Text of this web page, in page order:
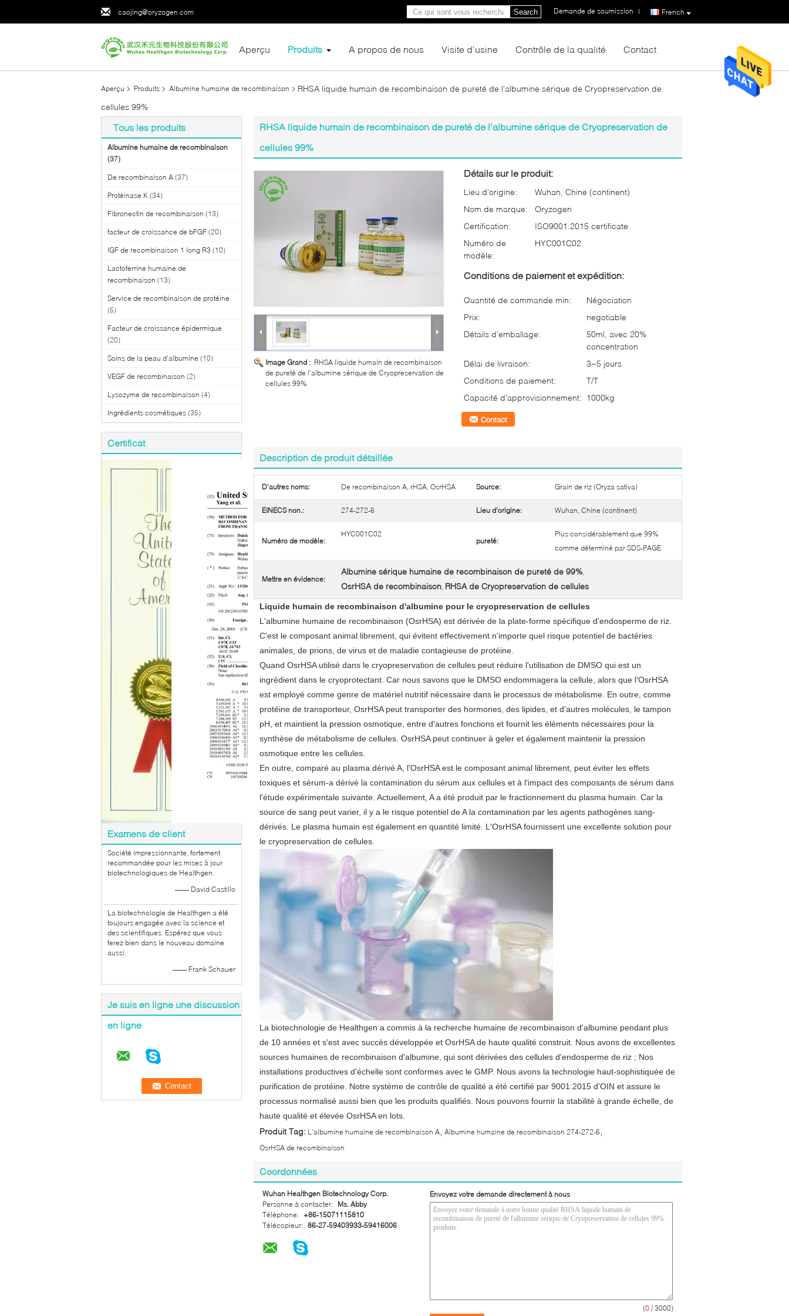
caojing@oryzogen.com French
Demande de soumission |
Search
Aperçu Produits A propos de nous Visite d'usine Contrôle de la qualité Contact
Aperçu Produits Albumine humaine de recombinaison
RHSA liquide humain de recombinaison de pureté de l'albumine sérique de Cryopreservation de
cellules 99%
Tous les produits
Albumine humaine de recombinaison
(37)
De recombinaison A (37)
Protéinase K (34)
Fibronectin de recombinaison (13)
facteur de croissance de bFGF (20)
IGF de recombinaison 1 long R3 (10)
Lactoferrine humaine de
recombinaison (13)
Service de recombinaison de protéine
(5)
Facteur de croissance épidermique
(20)
Soins de la peau d'albumine (10)
VEGF de recombinaison (2)
Lysozyme de recombinaison (4)
Ingrédients cosmétiques (35)
Certificat
Examens de client
Société impressionnante, fortement
recommandée pour les mises à jour
biotechnologiques de Healthgen.
—— David Castillo
La biotechnologie de Healthgen a été
toujours engagée avec la science et
des scientifiques. Espérez que vous
ferez bien dans le nouveau domaine
aussi.
—— Frank Schauer
Je suis en ligne une discussion
en ligne
RHSA liquide humain de recombinaison de pureté de l'albumine sérique de Cryopreservation de
cellules 99%
Image Grand : RHSA liquide humain de recombinaison
de pureté de l'albumine sérique de Cryopreservation de
cellules 99%
Détails sur le produit:
Lieu d'origine:
Wuhan, Chine (continent)
Nom de marque:
Oryzogen
Certification:
ISO9001:2015 certificate
Numéro de
modèle:
HYC001C02
Conditions de paiement et expédition:
Quantité de commande min:
Négociation
Prix:
negotiable
Détails d'emballage:
50ml, avec 20%
concentration
Délai de livraison:
3~5 jours
Conditions de paiement:
T/T
Capacité d'approvisionnement: 1000kg
Contact
Description de produit détaillée
D'autres noms: De recombinaison A, rHSA, OsrHSA Source: Grain de riz (Oryza sativa)
EINECS non.: 274-272-6 Lieu d'origine: Wuhan, Chine (continent)
Numéro de modèle:
HYC001C02
pureté:
Plus considérablement que 99%
comme déterminé par SDS-PAGE
Mettre en évidence:
Albumine sérique humaine de recombinaison de pureté de 99%,
OsrHSA de recombinaison, RHSA de Cryopreservation de cellules
Liquide humain de recombinaison d'albumine pour le cryopreservation de cellules
L'albumine humaine de recombinaison (OsrHSA) est dérivée de la plate-forme spécifique d'endosperme de riz.
C'est le composant animal librement, qui évitent effectivement n'importe quel risque potentiel de bactéries
animales, de prions, de virus et de maladie contagieuse de protéine.
Quand OsrHSA utilisé dans le cryopreservation de cellules peut réduire l'utilisation de DMSO qui est un
ingrédient dans le cryoprotectant. Car nous savons que le DMSO endommagera la cellule, alors que l'OsrHSA
est employé comme genre de matériel nutritif nécessaire dans le processus de métabolisme. En outre, comme
protéine de transporteur, OsrHSA peut transporter des hormones, des lipides, et d'autres molécules, le tampon
pH, et maintient la pression osmotique, entre d'autres fonctions et fournit les éléments nécessaires pour la
synthèse de métabolisme de cellules. OsrHSA peut continuer à geler et également maintenir la pression
osmotique entre les cellules.
En outre, comparé au plasma dérivé A, l'OsrHSA est le composant animal librement, peut éviter les effets
toxiques et sérum-a dérivé la contamination du sérum aux cellules et à l'impact des composants de sérum dans
l'étude expérimentale suivante. Actuellement, A a été produit par le fractionnement du plasma humain. Car la
source de sang peut varier, il y a le risque potentiel de A la contamination par les agents pathogènes sang-
dérivés. Le plasma humain est également en quantité limité. L'OsrHSA fournissent une excellente solution pour
le cryopreservation de cellules.
La biotechnologie de Healthgen a commis à la recherche humaine de recombinaison d'albumine pendant plus
de 10 années et s'est avec succès développée et OsrHSA de haute qualité construit. Nous avons de excellentes
sources humaines de recombinaison d'albumine, qui sont dérivées des cellules d'endosperme de riz ; Nos
installations productives d'échelle sont conformes avec le GMP. Nous avons la technologie haut-sophistiquée de
purification de protéine. Notre système de contrôle de qualité a été certifié par 9001:2015 d'OIN et assure le
processus normalisé aussi bien que les produits qualifiés. Nous pouvons fournir la stabilité à grande échelle, de
haute qualité et élevée OsrHSA en lots.
Produit Tag: L'albumine humaine de recombinaison A Albumine humaine de recombinaison 274-272-6
OsrHSA de recombinaison
Coordonnées
Wuhan Healthgen Biotechnology Corp.
Personne à contacter:
Ms. Abby
Téléphone:
+86-15071115810
Télécopieur: 86-27-59403933-59416006
Envoyez votre demande directement à nous
(0 / 3000)